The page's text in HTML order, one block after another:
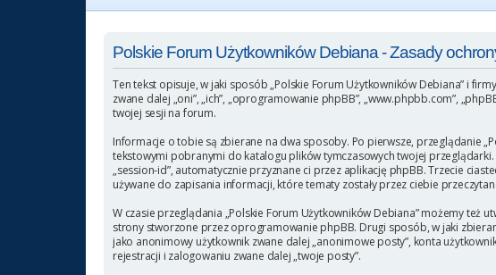
Polskie Forum Użytkowników Debiana - Zasady
Ten tekst opisuje, w jaki sposób „Polskie Forum Użytkowników Debiana” i
zwane dalej „oni”, „ich”, „oprogramowanie phpBB”, „www.phpbb.com”,
twojej sesji na forum.
Informacje o tobie są zbierane na dwa sposoby. Po pierwsze, przeglądanie
tekstowymi pobranymi do katalogu plików tymczasowych twojej
„session-id”, automatycznie przyznane ci przez aplikację phpBB. Trzecie
używane do zapisania informacji, które tematy zostały przez ciebie
W czasie przeglądania „Polskie Forum Użytkowników Debiana” możemy
strony stworzone przez oprogramowanie phpBB. Drugi sposób, w jaki
jako anonimowy użytkownik zwane dalej „anonimowe posty”, konta
rejestracji i zalogowaniu zwane dalej „twoje posty”.